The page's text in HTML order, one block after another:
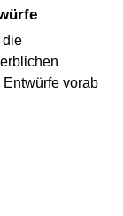
die
vorab